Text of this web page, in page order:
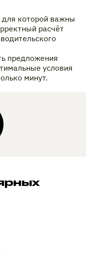
которой важны
расчёт
предложения
условия
минут.